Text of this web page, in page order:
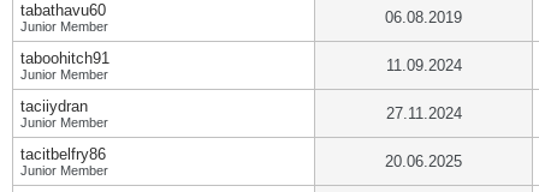
tabathavu60
Junior Member 06.08.2019
taboohitch91
Junior Member 11.09.2024
taciiydran
Junior Member 27.11.2024
tacitbelfry86
Junior Member 20.06.2025